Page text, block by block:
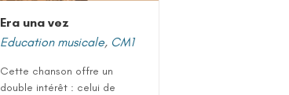
Era una vez
Education musicale, CM1
Cette chanson offre un
double intérêt : celui de